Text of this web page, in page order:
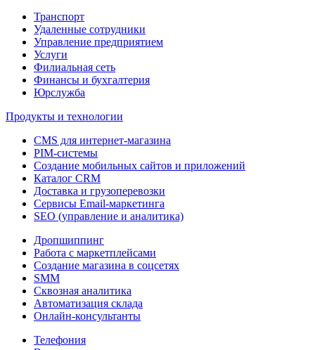
Транспорт
Удаленные сотрудники
Управление предприятием
Услуги
Филиальная сеть
Финансы и бухгалтерия
Юрслужба
Продукты и технологии
CMS для интернет-магазина
PIM-системы
Создание мобильных сайтов и приложений
Каталог CRM
Доставка и грузоперевозки
Сервисы Email-маркетинга
SEO (управление и аналитика)
Дропшиппинг
Работа с маркетплейсами
Создание магазина в соцсетях
SMM
Сквозная аналитика
Автоматизация склада
Онлайн-консультанты
Телефония